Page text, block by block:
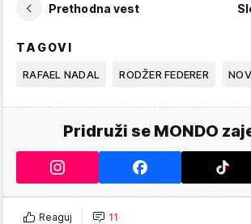
Prethodna vest
TAGOVI
RAFAEL NADAL RODŽER FEDERER
Pridruži se MONDO
Reaguj 11